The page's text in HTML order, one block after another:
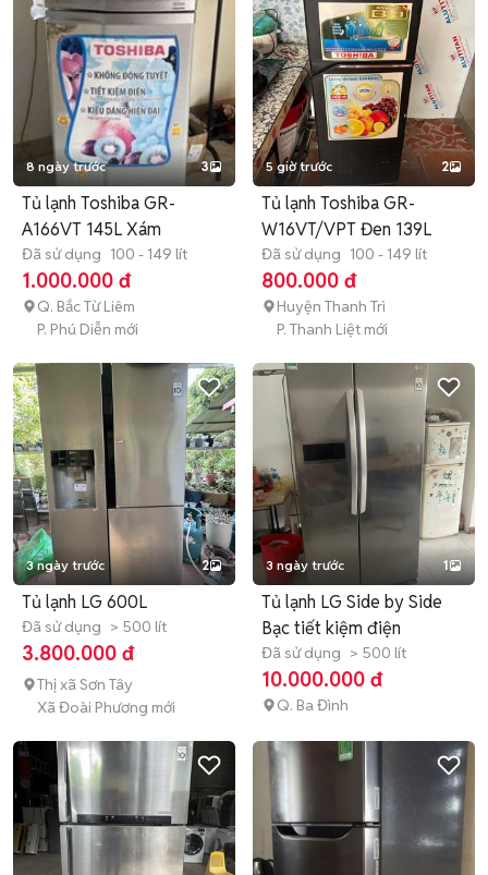
8 ngày trước 3
Tủ lạnh Toshiba GR-
A166VT 145L Xám
Đã sử dụng 100 - 149 lít
1.000.000 đ
Q. Bắc Từ Liêm
P. Phú Diễn mới
5 giờ trước 2
Tủ lạnh Toshiba GR-
W16VT/VPT Đen 139L
Đã sử dụng 100 - 149 lít
800.000 đ
Huyện Thanh Trì
P. Thanh Liệt mới
3 ngày trước 2
Tủ lạnh LG 600L
Đã sử dụng > 500 lít
3.800.000 đ
Thị xã Sơn Tây
Xã Đoài Phương mới
3 ngày trước 1
Tủ lạnh LG Side by Side
Bạc tiết kiệm điện
Đã sử dụng > 500 lít
10.000.000 đ
Q. Ba Đình